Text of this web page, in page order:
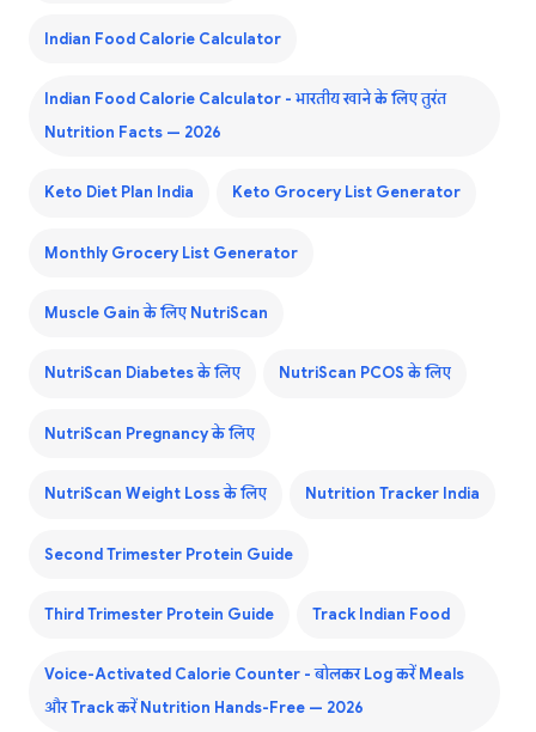
Indian Food Calorie Calculator
Indian Food Calorie Calculator - भारतीय खाने के लिए तुरंत
Nutrition Facts — 2026
Keto Diet Plan India Keto Grocery List Generator
Monthly Grocery List Generator
Muscle Gain के लिए NutriScan
NutriScan Diabetes के लिए NutriScan PCOS के लिए
NutriScan Pregnancy के लिए
NutriScan Weight Loss के लिए Nutrition Tracker India
Second Trimester Protein Guide
Third Trimester Protein Guide Track Indian Food
Voice-Activated Calorie Counter - बोलकर Log करें Meals
और Track करें Nutrition Hands-Free — 2026